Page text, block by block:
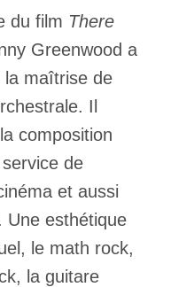
du film There
Greenwood a
maîtrise de
Il
composition
de
et aussi
Une esthétique
le math rock,
la guitare